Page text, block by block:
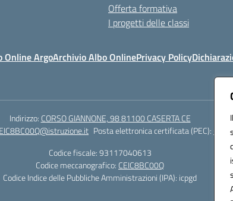
Offerta formativa
I progetti delle classi
Online ArgoArchivio Albo OnlinePrivacy Policy
Indirizzo: CORSO GIANNONE, 98 81100 CASERTA CE
Posta elettronica certificata (PEC):
Codice fiscale: 93117040613
Codice meccanografico: CEIC8BC00Q
Codice Indice delle Pubbliche Amministrazioni (IPA): icpgd